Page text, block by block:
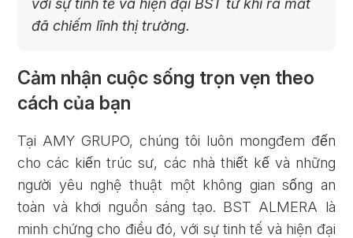
với sự tinh tế và hiện đại BST từ khi ra mắt
đã chiếm lĩnh thị trường.
Cảm nhận cuộc sống trọn vẹn theo
cách của bạn
Tại AMY GRUPO, chúng tôi luôn mongđem đến
cho các kiến trúc sư, các nhà thiết kế và những
người yêu nghệ thuật một không gian sống an
toàn và khơi nguồn sáng tạo. BST ALMERA là
minh chứng cho điều đó, với sự tinh tế và hiện đại